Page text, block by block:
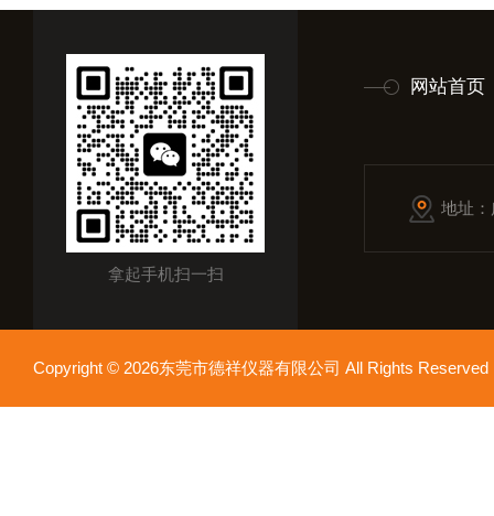
拿起手机扫一扫
网站首页
地址
Copyright © 2026东莞市德祥仪器有限公司 All Rights